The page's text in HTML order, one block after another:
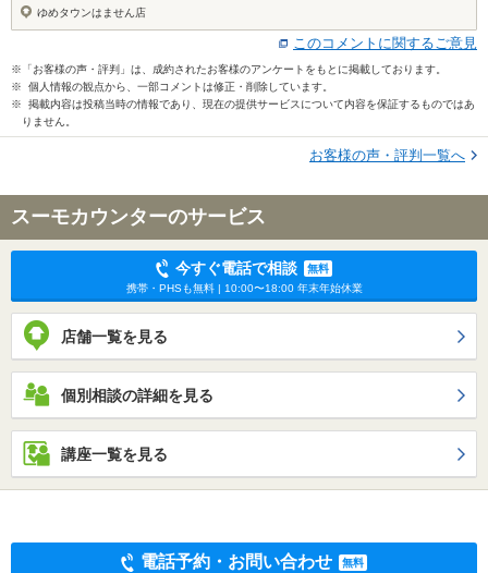
ゆめタウンはません店
このコメントに関するご意見
※「お客様の声・評判」は、成約されたお客様のアンケートをもとに掲載しております。
※ 個人情報の観点から、一部コメントは修正・削除しています。
※ 掲載内容は投稿当時の情報であり、現在の提供サービスについて内容を保証するものではあ
りません。
お客様の声・評判一覧へ
スーモカウンターのサービス
今すぐ電話で相談
無料
携帯・PHSも無料 | 10:00〜18:00 年末年始休業
店舗一覧を見る
個別相談の詳細を見る
講座一覧を見る
電話予約・お問い合わせ 無料